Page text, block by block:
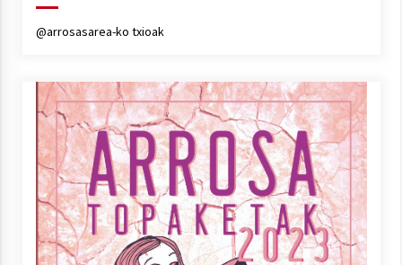
@arrosasarea-ko txioak